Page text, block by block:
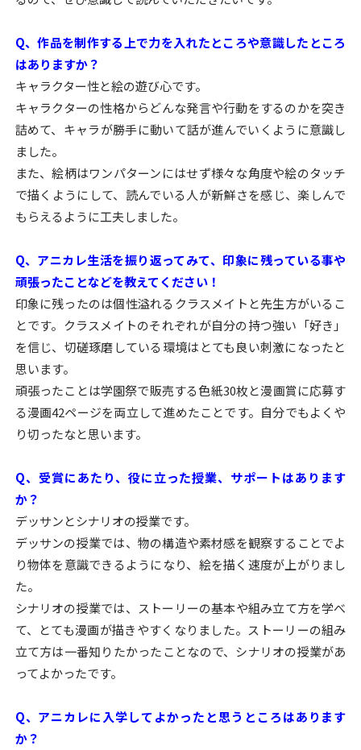
Q、作品を制作する上で力を入れたところや意識したところ
はありますか？
キャラクター性と絵の遊び心です。
キャラクターの性格からどんな発言や行動をするのかを突き
詰めて、キャラが勝手に動いて話が進んでいくように意識し
ました。
また、絵柄はワンパターンにはせず様々な角度や絵のタッチ
で描くようにして、読んでいる人が新鮮さを感じ、楽しんで
もらえるように工夫しました。
Q、アニカレ生活を振り返ってみて、印象に残っている事や
頑張ったことなどを教えてください！
印象に残ったのは個性溢れるクラスメイトと先生方がいるこ
とです。クラスメイトのそれぞれが自分の持つ強い「好き」
を信じ、切磋琢磨している環境はとても良い刺激になったと
思います。
頑張ったことは学園祭で販売する色紙30枚と漫画賞に応募す
る漫画42ページを両立して進めたことです。自分でもよくや
り切ったなと思います。
Q、受賞にあたり、役に立った授業、サポートはあります
か？
デッサンとシナリオの授業です。
デッサンの授業では、物の構造や素材感を観察することでよ
り物体を意識できるようになり、絵を描く速度が上がりまし
た。
シナリオの授業では、ストーリーの基本や組み立て方を学べ
て、とても漫画が描きやすくなりました。ストーリーの組み
立て方は一番知りたかったことなので、シナリオの授業があ
ってよかったです。
Q、アニカレに入学してよかったと思うところはあります
か？